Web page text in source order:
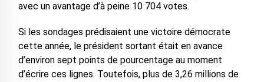
avec un avantage d’à peine 10 704 votes.
Si les sondages prédisaient une victoire démocrate
cette année, le président sortant était en avance
d’environ sept points de pourcentage au moment
d’écrire ces lignes. Toutefois, plus de 3,26 millions de